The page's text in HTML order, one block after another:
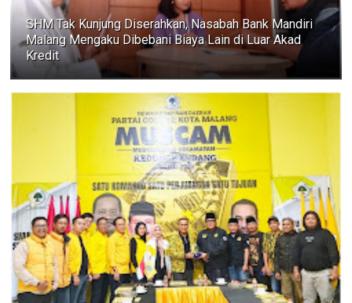
SHM Tak Kunjung Diserahkan, Nasabah Bank Mandiri
Malang Mengaku Dibebani Biaya Lain di Luar Akad
Kredit